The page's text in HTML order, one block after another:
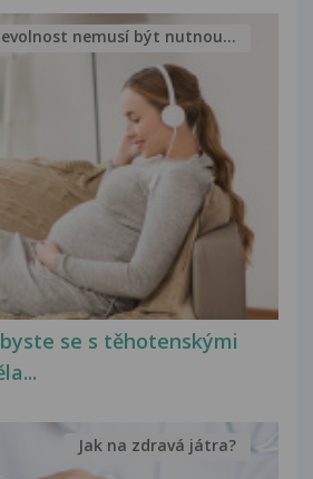
byste se s těhotenskými
nemusí být nutnou...
Jak na zdravá játra?